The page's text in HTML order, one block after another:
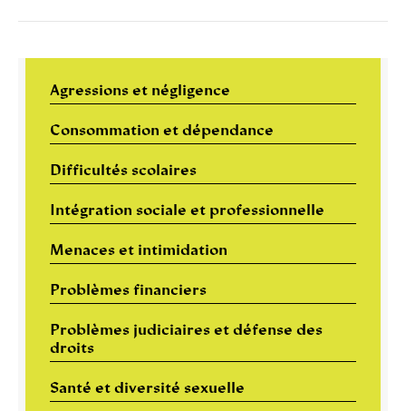
Agressions et négligence
Consommation et dépendance
Difficultés scolaires
Intégration sociale et professionnelle
Menaces et intimidation
Problèmes financiers
Problèmes judiciaires et défense des
droits
Santé et diversité sexuelle